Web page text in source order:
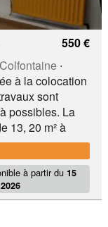
∙
à la colocation
sont
possibles. La
13, 20 m² à
à 500€/mois -
de 16, 50 m² et
28, 20 m² à
incluent toutes
règlement
à partir du15
550 €